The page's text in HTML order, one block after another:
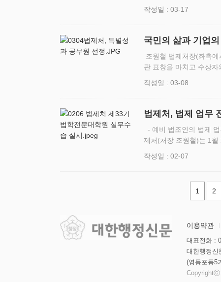
16일…
작성일 : 03-17
국민의 삶과 기업
선
조원철 법제처장(좌측
관 표창을 마치고 수상자
과 포상 대…
작성일 : 03-08
법제처, 법제 업무
- 예비 법조인의 법제
제처(처장 조원철)는 1월
…
작성일 : 02-07
1 2
이용약관
대표전화 :
대한행정신
(영등포동5
Copyrightⓒ